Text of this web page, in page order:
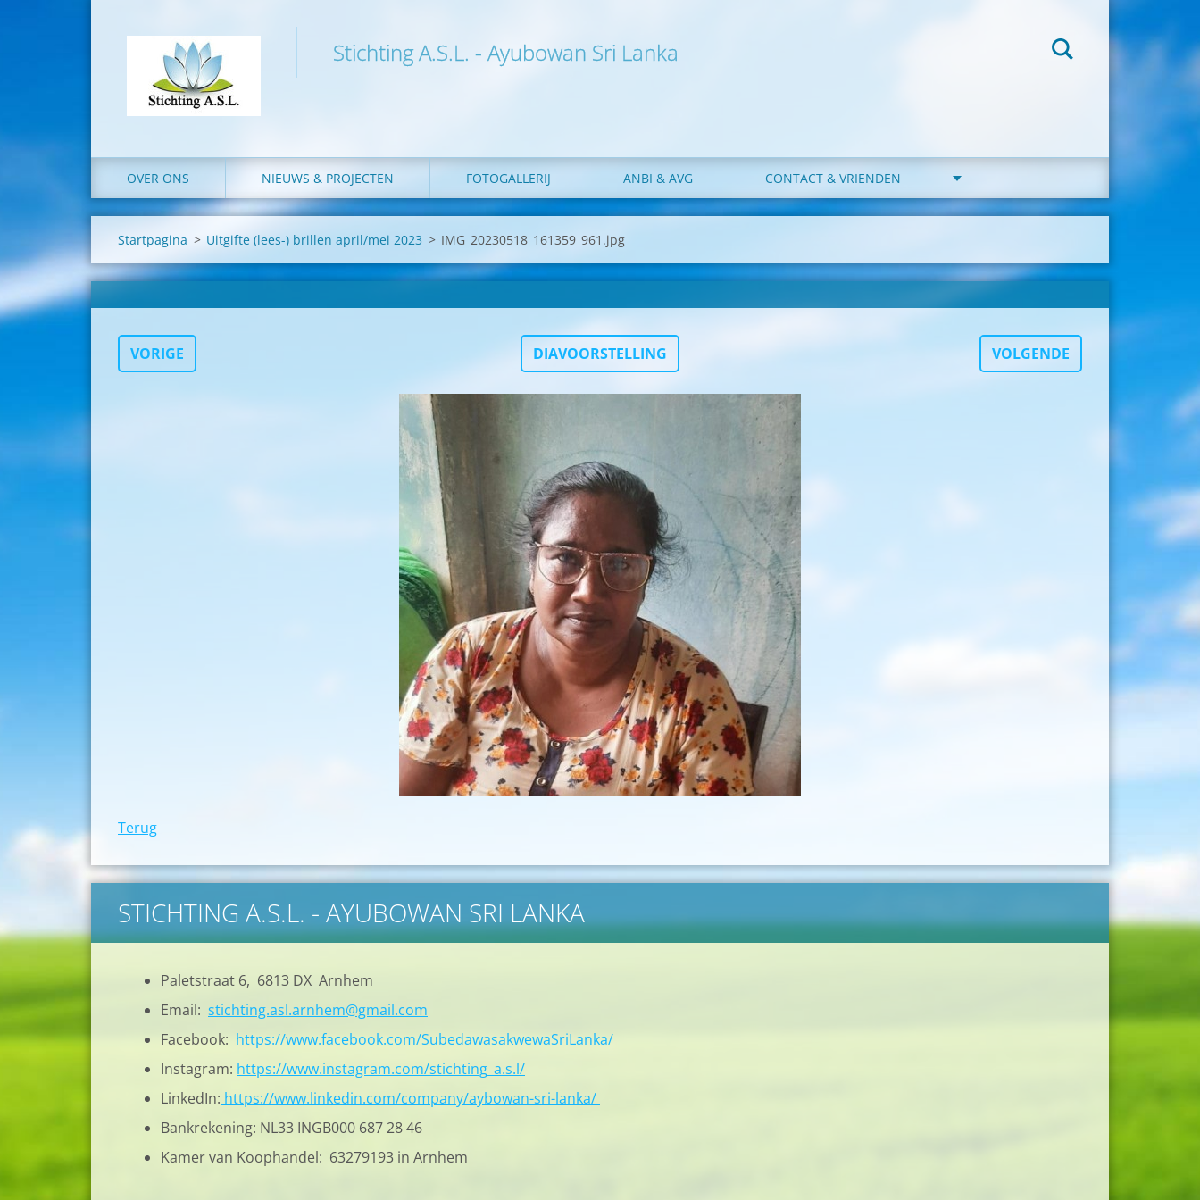
Stichting A.S.L. - Ayubowan Sri Lanka
OVER ONS NIEUWS & PROJECTEN FOTOGALLERIJ ANBI & AVG CONTACT & VRIENDEN
Startpagina > Uitgifte (lees-) brillen april/mei 2023 > IMG_20230518_161359_961.jpg
VORIGE DIAVOORSTELLING VOLGENDE
Terug
STICHTING A.S.L. - AYUBOWAN SRI LANKA
Paletstraat 6, 6813 DX Arnhem
Email: stichting.asl.arnhem@gmail.com
Facebook: https://www.facebook.com/SubedawasakwewaSriLanka/
Instagram: https://www.instagram.com/stichting_a.s.l/
LinkedIn: https://www.linkedin.com/company/aybowan-sri-lanka/
Bankrekening: NL33 INGB000 687 28 46
Kamer van Koophandel: 63279193 in Arnhem